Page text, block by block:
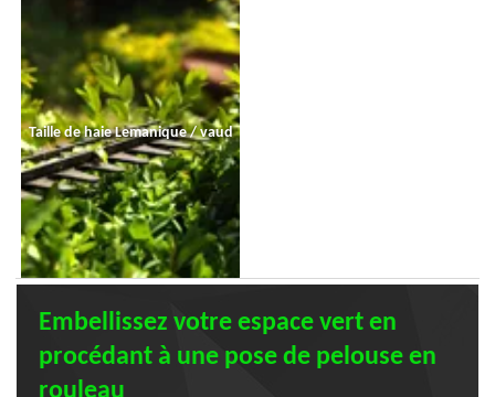
Taille de haie Lemanique / vaud
Embellissez votre espace vert en
procédant à une pose de pelouse en
rouleau